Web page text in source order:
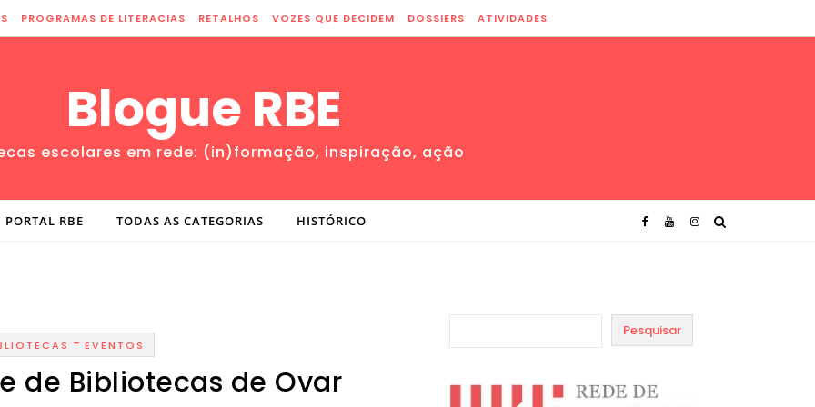
PROGRAMAS DE LITERACIAS RETALHOS VOZES QUE DECIDEM DOSSIERS ATIVIDADES
Blogue RBE
escolares em rede: (in)formação, inspiração, ação
PORTAL RBE TODAS AS CATEGORIAS HISTÓRICO
- EVENTOS
de Bibliotecas de Ovar
Pesquisar